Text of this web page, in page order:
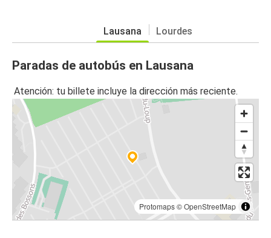
Lausana Lourdes
Paradas de autobús en Lausana
Atención: tu billete incluye la dirección más reciente.
Protomaps©OpenStreetMap